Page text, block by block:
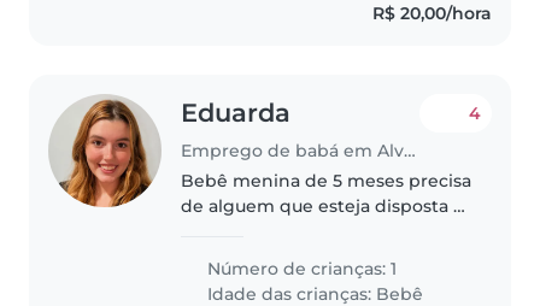
R$ 20,00/hora
Eduarda
Emprego de babá em Alvorada (Rio Grande do Sul)
4
Bebê menina de 5 meses precisa
de alguem que esteja disposta e
brincadeiras de bebê
Número de crianças: 1
Idade das crianças: Bebê